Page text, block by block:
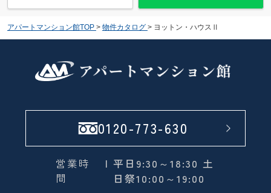
アパートマンション館TOP > 物件カタログ > ヨットン・ハウスⅡ
0120-773-630
営業時
間
| 平日9:30～18:30 土
日祭10:00～19:00